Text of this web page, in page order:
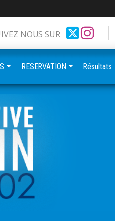
NOUS SUR
RESERVATION Résultats